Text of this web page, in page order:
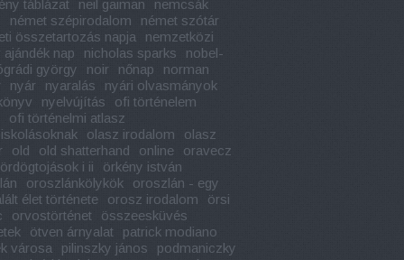
táblázat
neil gaiman
nemcsák
német szépirodalom
német szótár
összetartozás napja
nemzetközi
ajándék nap
nicholas sparks
nobel-
györgy noir nőnap
norman
nyár nyaralás
nyári olvasmányok
nyelvújítás
ofi történelem
ofi történelmi atlasz
olasz irodalom
olasz
old old shatterhand online
oravecz
ördögtojások i ii
örkény istván
oroszlánkölykök
oroszlán - egy
élet története
orosz irodalom
örsi
orvostörténet
összeesküvés
ötven árnyalat
patrick modiano
városa
pilinszky jános
podmaniczky